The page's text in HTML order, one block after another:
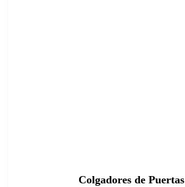
Colgadores de Puertas